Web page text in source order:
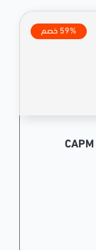
59% خصم